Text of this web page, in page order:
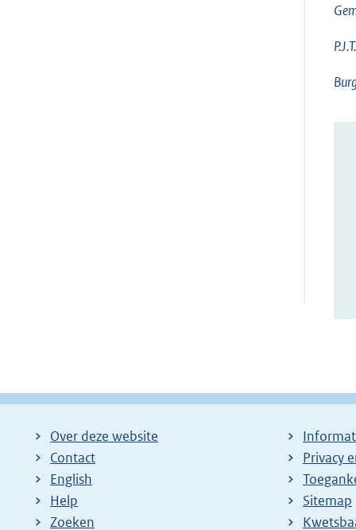
Over deze website
Contact
English
Help
Zoeken
Privacy
Sitemap
E